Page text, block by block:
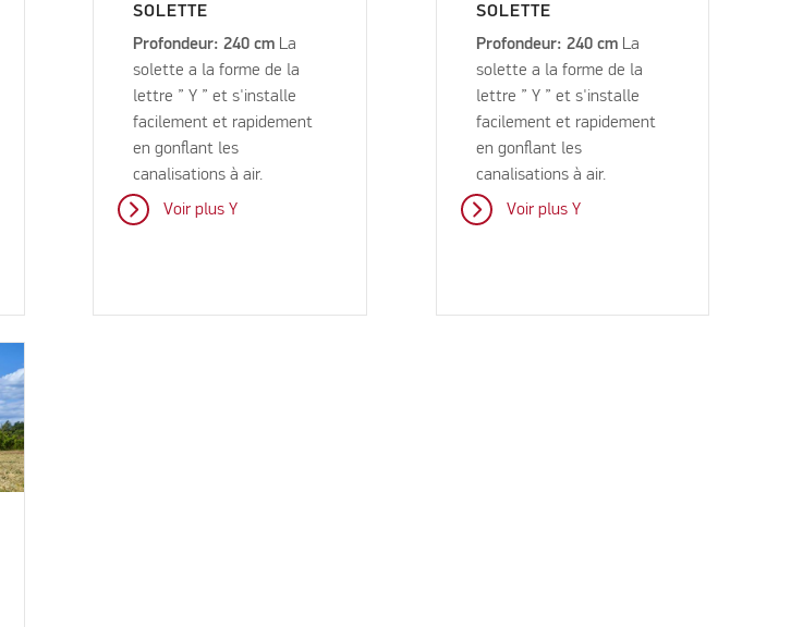
SOLETTE
Profondeur: 240 cm La
solette a la forme de la
lettre ” Y ” et s'installe
facilement et rapidement
en gonflant les
canalisations à air.
Voir plus Y
SOLETTE
Profondeur: 240 cmLa
solette a la forme de la
lettre ” Y ” et s'installe
facilement et rapidement
en gonflant les
canalisations à air.
Voir plus Y